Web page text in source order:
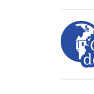
Page